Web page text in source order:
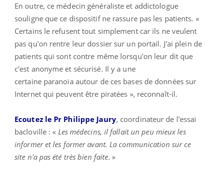
En outre, ce médecin généraliste et addictologue
souligne que ce dispositif ne rassure pas les patients. «
Certains le refusent tout simplement car ils ne veulent
pas qu'on rentre leur dossier sur un portail. J'ai plein de
patients qui sont contre même lorsqu'on leur dit que
c'est anonyme et sécurisé. Il y a une
certaine paranoïa autour de ces bases de données sur
Internet qui peuvent être piratées », reconnaît-il.
Ecoutez le Pr Philippe Jaury, coordinateur de l'essai
bacloville : « Les médecins, il fallait un peu mieux les
informer et les former avant. La communication sur ce
site n'a pas été très bien faite. »